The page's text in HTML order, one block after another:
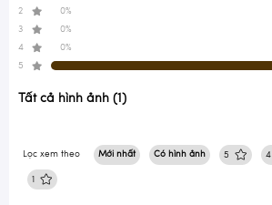
2
0%
3
0%
4
0%
5
Tất cả hình ảnh (1)
Lọc xem theo Mới nhất Có hình ảnh 5 4
1